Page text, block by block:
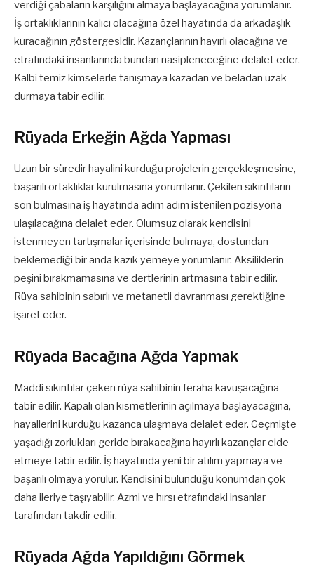
verdiği çabaların karşılığını almaya başlayacağına yorumlanır.
İş ortaklıklarının kalıcı olacağına özel hayatında da arkadaşlık
kuracağının göstergesidir. Kazançlarının hayırlı olacağına ve
etrafındaki insanlarında bundan nasipleneceğine delalet eder.
Kalbi temiz kimselerle tanışmaya kazadan ve beladan uzak
durmaya tabir edilir.
Rüyada Erkeğin Ağda Yapması
Uzun bir süredir hayalini kurduğu projelerin gerçekleşmesine,
başarılı ortaklıklar kurulmasına yorumlanır. Çekilen sıkıntıların
son bulmasına iş hayatında adım adım istenilen pozisyona
ulaşılacağına delalet eder. Olumsuz olarak kendisini
istenmeyen tartışmalar içerisinde bulmaya, dostundan
beklemediği bir anda kazık yemeye yorumlanır. Aksiliklerin
peşini bırakmamasına ve dertlerinin artmasına tabir edilir.
Rüya sahibinin sabırlı ve metanetli davranması gerektiğine
işaret eder.
Rüyada Bacağına Ağda Yapmak
Maddi sıkıntılar çeken rüya sahibinin feraha kavuşacağına
tabir edilir. Kapalı olan kısmetlerinin açılmaya başlayacağına,
hayallerini kurduğu kazanca ulaşmaya delalet eder. Geçmişte
yaşadığı zorlukları geride bırakacağına hayırlı kazançlar elde
etmeye tabir edilir. İş hayatında yeni bir atılım yapmaya ve
başarılı olmaya yorulur. Kendisini bulunduğu konumdan çok
daha ileriye taşıyabilir. Azmi ve hırsı etrafındaki insanlar
tarafından takdir edilir.
Rüyada Ağda Yapıldığını Görmek